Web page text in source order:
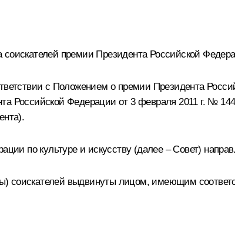
премии Президента Российской
с Положением о премии Президента
Российской Федерации от 3 февраля 2011 г. №
по культуре и искусству (далее – Совет)
соискателей выдвинуты лицом, имеющим